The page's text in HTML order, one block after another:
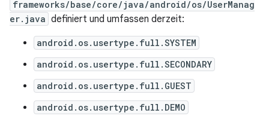
frameworks/base/core/java/android/os/UserManag
er.java definiert und umfassen derzeit:
android.os.usertype.full.SYSTEM
android.os.usertype.full.SECONDARY
android.os.usertype.full.GUEST
android.os.usertype.full.DEMO